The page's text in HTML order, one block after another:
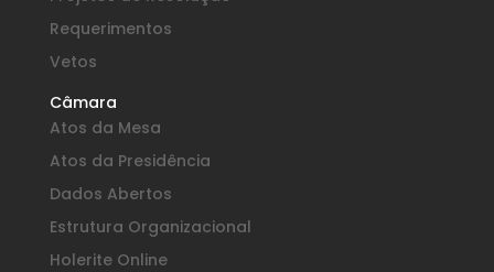
Requerimentos
Vetos
Câmara
Atos da Mesa
Atos da Presidência
Dados Abertos
Estrutura Organizacional
Holerite Online